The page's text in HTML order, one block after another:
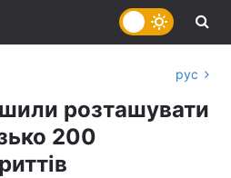
рус
розташувати
200